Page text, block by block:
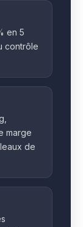
en 5
contrôle
marge
de